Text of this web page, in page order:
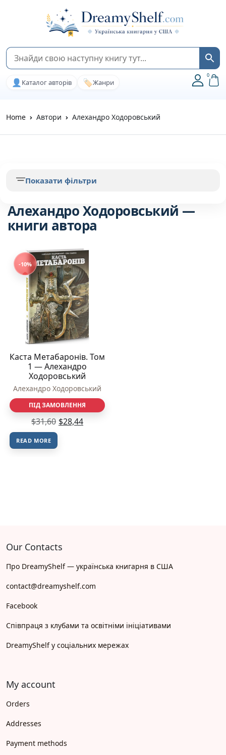
👤 Каталог авторів 🏷️Жанри
0
Home Автори Алехандро Ходоровський
Алехандро Ходоровський —
книги автора
-10%
Каста Метабаронів. Том
1 — Алехандро
Ходоровський
Алехандро Ходоровський
ПІД ЗАМОВЛЕННЯ
$31,60 $28,44
READ MORE
Показати фільтри
Our Contacts
Про DreamyShelf — українська книгарня в США
contact@dreamyshelf.com
Facebook
Співпраця з клубами та освітніми ініціативами
DreamyShelf у соціальних мережах
My account
Orders
Addresses
Payment methods